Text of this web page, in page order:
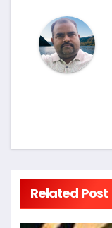
Related Post